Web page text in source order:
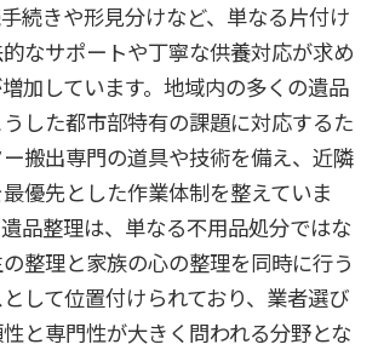
続きや形見分けなど、単なる片付け
なサポートや丁寧な供養対応が求め
加しています。地域内の多くの遺品
した都市部特有の課題に対応するた
搬出専門の道具や技術を備え、近隣
優先とした作業体制を整えていま
品整理は、単なる不用品処分ではな
整理と家族の心の整理を同時に行う
して位置付けられており、業者選び
と専門性が大きく問われる分野とな